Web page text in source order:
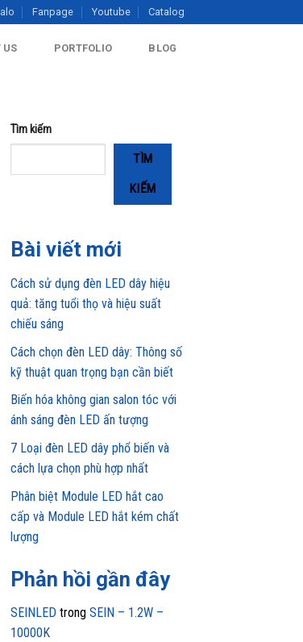
Fanpage Youtube Catalog
US PORTFOLIO BLOG
Tìm kiếm
TÌM
KIẾM
Bài viết mới
Cách sử dụng đèn LED dây hiệu
quả: tăng tuổi thọ và hiệu suất
chiếu sáng
Cách chọn đèn LED dây: Thông số
kỹ thuật quan trọng bạn cần biết
Biến hóa không gian salon tóc với
ánh sáng đèn LED ấn tượng
7 Loại đèn LED dây phổ biến và
cách lựa chọn phù hợp nhất
Phân biệt Module LED hắt cao
cấp và Module LED hắt kém chất
lượng
Phản hồi gần đây
SEINLED trong SEIN – 1.2W –
10000K